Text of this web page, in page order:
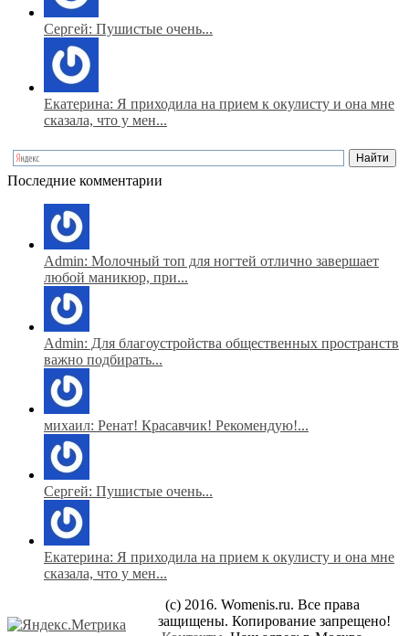
Сергей: Пушистые очень...
Екатерина: Я приходила на прием к окулисту и она мне
сказала, что у мен...
Последние комментарии
Admin: Молочный топ для ногтей отлично завершает
любой маникюр, при...
Admin: Для благоустройства общественных пространств
важно подбирать...
михаил: Ренат! Красавчик! Рекомендую!...
Сергей: Пушистые очень...
Екатерина: Я приходила на прием к окулисту и она мне
сказала, что у мен...
(c) 2016. Womenis.ru. Все права
защищены. Копирование запрещено!